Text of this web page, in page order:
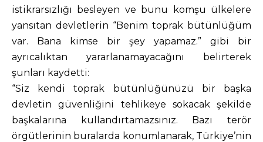
istikrarsızlığı besleyen ve bunu komşu ülkelere
yansıtan devletlerin “Benim toprak bütünlüğüm
var. Bana kimse bir şey yapamaz.” gibi bir
ayrıcalıktan yararlanamayacağını belirterek
şunları kaydetti:
“Siz kendi toprak bütünlüğünüzü bir başka
devletin güvenliğini tehlikeye sokacak şekilde
başkalarına kullandırtamazsınız. Bazı terör
örgütlerinin buralarda konumlanarak, Türkiye’nin